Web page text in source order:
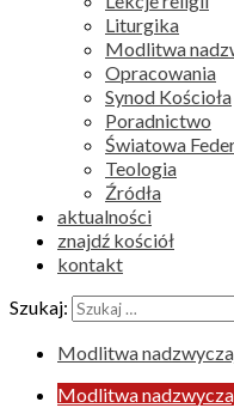
Liturgika
Modlitwa
Opracowania
Synod Kościoła
Poradnictwo
Światowa
Teologia
Źródła
aktualności
znajdź kościół
kontakt
Szukaj:
Modlitwa
Modlitwa